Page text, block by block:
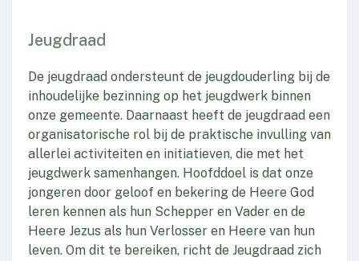
Jeugdraad
De jeugdraad ondersteunt de jeugdouderling bij de
inhoudelijke bezinning op het jeugdwerk binnen
onze gemeente. Daarnaast heeft de jeugdraad een
organisatorische rol bij de praktische invulling van
allerlei activiteiten en initiatieven, die met het
jeugdwerk samenhangen. Hoofddoel is dat onze
jongeren door geloof en bekering de Heere God
leren kennen als hun Schepper en Vader en de
Heere Jezus als hun Verlosser en Heere van hun
leven. Om dit te bereiken, richt de Jeugdraad zich